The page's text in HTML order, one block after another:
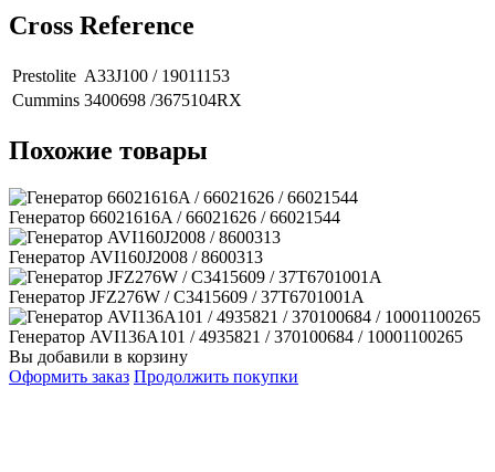
Сross Reference
Prestolite A33J100 / 19011153
Cummins 3400698 /3675104RX
Похожие товары
Генератор 66021616A / 66021626 / 66021544
Генератор AVI160J2008 / 8600313
Генератор JFZ276W / C3415609 / 37T6701001A
Генератор AVI136A101 / 4935821 / 370100684 / 10001100265
Вы добавили в корзину
Оформить заказ Продолжить покупки